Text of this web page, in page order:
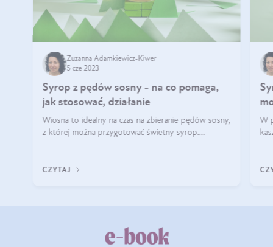
Zuzanna Adamkiewicz-Kiwer
5 cze 2023
Syrop z pędów sosny - na co pomaga,
jak stosować, działanie
Wiosna to idealny na czas na zbieranie pędów sosny,
z której można przygotować świetny syrop.
rok i z p
CZYTAJ
W
na